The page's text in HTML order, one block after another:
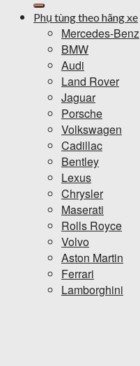
Phụ tùng theo hãng xe
Mercedes-Benz
BMW
Audi
Land Rover
Jaguar
Porsche
Volkswagen
Cadillac
Bentley
Lexus
Chrysler
Maserati
Rolls Royce
Volvo
Aston Martin
Ferrari
Lamborghini